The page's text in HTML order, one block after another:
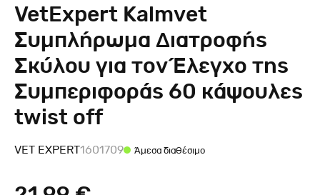
VetExpert Kalmvet
Συμπλήρωμα Διατροφής
Σκύλου για τον Έλεγχο της
Συμπεριφοράς 60 κάψουλες
twist off
VET EXPERT1601709 Άμεσα διαθέσιμο